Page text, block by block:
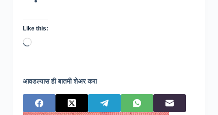
Like this:
Loading…
आवडल्यास ही बातमी शेअर करा